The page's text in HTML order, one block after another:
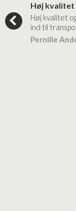
Høj kvalitet
Høj kvalitet
ind til
Pernille